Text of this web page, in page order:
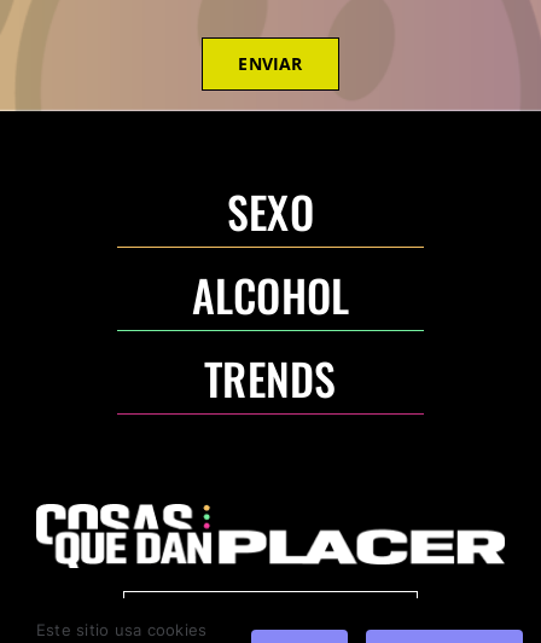
ENVIAR
SEXO
ALCOHOL
TRENDS
ANUNCIA CON NOSOTROS
Este sitio usa cookies